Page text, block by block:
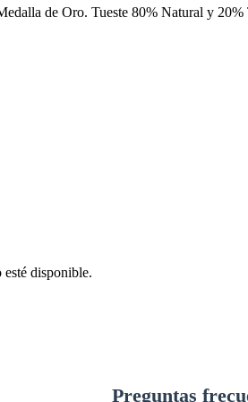
de Oro. Tueste 80% Natural y
esté disponible.
Preguntas